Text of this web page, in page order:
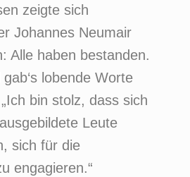
zeigte sich
Johannes Neumair
Alle haben bestanden.
lobende Worte
bin stolz, dass sich
Leute
sich für die
engagieren.“